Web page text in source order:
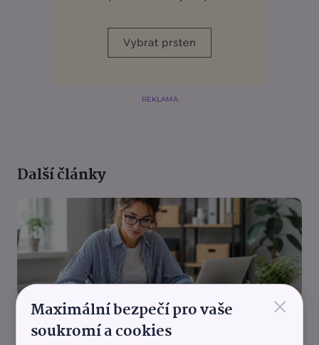
REKLAMA
Další články
Česká správa sociálního zabezpečení
ČSSZ vydala nového průvodce pro OSVČ.
×
Maximální bezpečí pro vaše
soukromí a cookies